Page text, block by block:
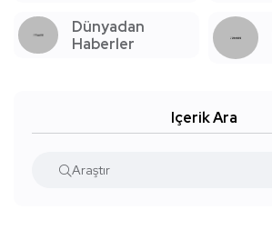
Dünyadan
Haberler
Içerik Ara